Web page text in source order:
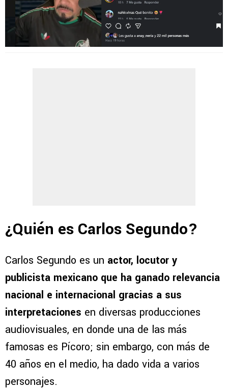
¿Quién es Carlos Segundo?
Carlos Segundo es un actor, locutor y
publicista mexicano que ha ganado relevancia
nacional e internacional gracias a sus
interpretaciones en diversas producciones
audiovisuales, en donde una de las más
famosas es Pícoro; sin embargo, con más de
40 años en el medio, ha dado vida a varios
personajes.